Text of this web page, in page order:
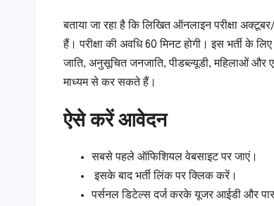
बताया जा रहा है कि लिखित ऑनलाइन परीक्षा
हैं। परीक्षा की अवधि 60 मिनट होगी। इस भर्ती के
जाति, अनुसूचित जनजाति, पीडब्ल्यूडी, महिलाओं
माध्यम से कर सकते हैं।
ऐसे करें आवेदन
सबसे पहले ऑफिशियल वेबसाइट पर जाएं।
इसके बाद भर्ती लिंक पर क्लिक करें।
पर्सनल डिटेल्स दर्ज करके यूजर आईडी और